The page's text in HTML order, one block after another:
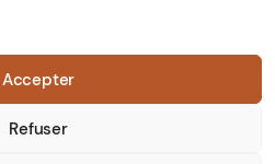
Accepter
Refuser